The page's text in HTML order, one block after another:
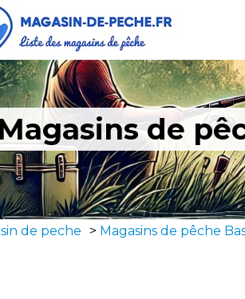
Magasins de
de peche > Magasins de pêche